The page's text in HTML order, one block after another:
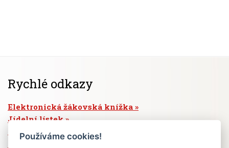
Rychlé odkazy
Elektronická žákovská knížka
Jídelní lístek
Absence žáků
Používáme cookies!